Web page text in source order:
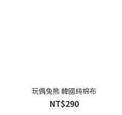
玩偶兔熊 韓國純棉布
NT$290